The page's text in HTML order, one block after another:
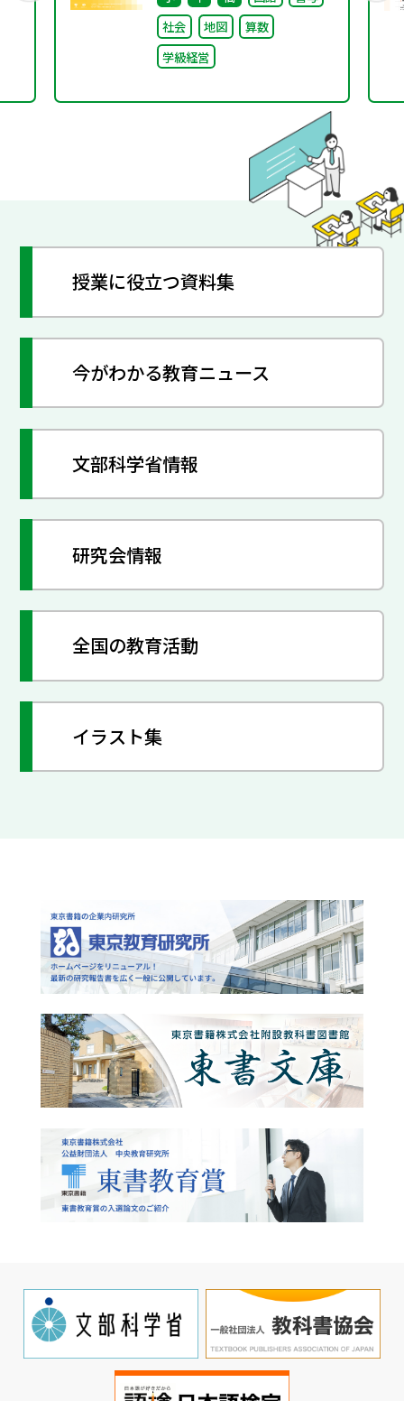
ぐ本川小学校の子どもた
ち〜
社会
地図
算数
学級経営
授業に役立つ資料集
今がわかる教育ニュース
文部科学省情報
研究会情報
全国の教育活動
イラスト集